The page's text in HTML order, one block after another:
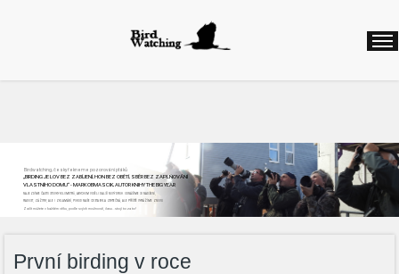
Birdwatching, česky řekneme pozorování ptáků
„BIRDING JE LOV BEZ ZABÍJENÍ, HON BEZ OBĚTÍ, SBĚR BEZ ZAPLŇOVÁNÍ
VLASTNÍHO DOMU“ - MARK OBMASCIK, AUTOR KNIHY THE BIG YEAR
NAJEZDÍME ČASTO STOVKY KILOMETRŮ, ABYCHOM VIDĚLI DALŠÍ NOVÝ DRUH. ODNÁŠÍME SI NADŠENÍ,
RADOST, ZÁŽITKY, ALE I ZKLAMÁNÍ, POKUD NAŠE CESTA BYLA ZBYTEČNÁ, ALE PŘÍŠTĚ VYRÁŽÍME ZNOVU
Začít můžete v každém věku, podle svých možností, času...stojí to za to!
První birding v roce